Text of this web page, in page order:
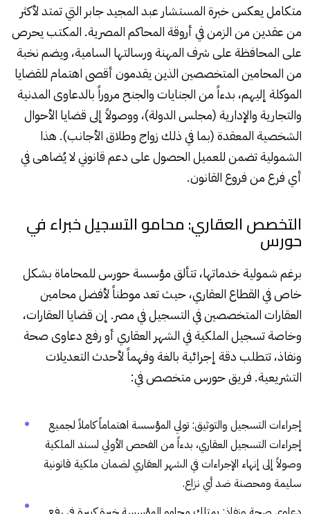
متكامل يعكس خبرة المستشار عبد المجيد جابر التي تمتد لأكثر
من عقدين من الزمن في أروقة المحاكم المصرية. المكتب يحرص
على المحافظة على شرف المهنة ورسالتها السامية، ويضم نخبة
من المحامين المتخصصين الذين يقدمون أقصى اهتمام للقضايا
الموكلة إليهم، بدءاً من الجنايات والجنح مروراً بالدعاوى المدنية
والتجارية والإدارية (مجلس الدولة)، ووصولاً إلى قضايا الأحوال
الشخصية المعقدة (بما في ذلك زواج وطلاق الأجانب). هذا
الشمولية تضمن للعميل الحصول على دعم قانوني لا يُضاهى في
أي فرع من فروع القانون.
التخصص العقاري: محامو التسجيل خبراء في
حورس
برغم شمولية خدماتها، تتألقمؤسسة حورس للمحاماةبشكل
خاص في القطاع العقاري، حيث تعد موطناً لأفضل محامين
العقارات المتخصصين في التسجيل في مصر. إن قضايا العقارات،
وخاصة تسجيل الملكية في الشهر العقاري أو رفع دعاوى صحة
ونفاذ، تتطلب دقة إجرائية بالغة وفهماً لأحدث التعديلات
التشريعية. فريق حورس متخصص في:
إجراءات التسجيل والتوثيق: تولي المؤسسة اهتماماً كاملاً لجميع
إجراءات التسجيل العقاري، بدءاً من الفحص الأولي لسند الملكية
وصولاً إلى إنهاء الإجراءات في الشهر العقاري لضمان ملكية قانونية
سليمة ومحصنة ضد أي نزاع.